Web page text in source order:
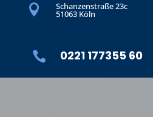
 Schanzenstraße 23c
51063 Köln
 0221 177355 60